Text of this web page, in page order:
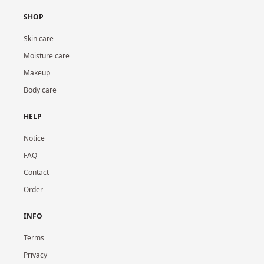
SHOP
Skin care
Moisture care
Makeup
Body care
HELP
Notice
FAQ
Contact
Order
INFO
Terms
Privacy